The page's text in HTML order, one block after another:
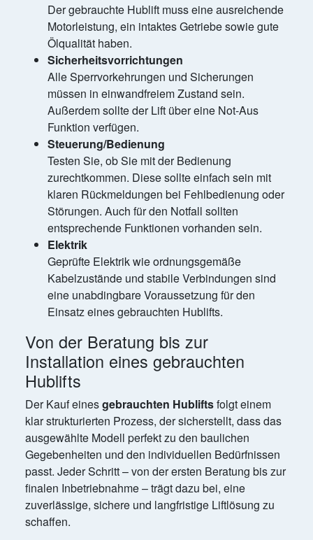
Der gebrauchte Hublift muss eine ausreichende
Motorleistung, ein intaktes Getriebe sowie gute
Ölqualität haben.
Sicherheitsvorrichtungen
Alle Sperrvorkehrungen und Sicherungen
müssen in einwandfreiem Zustand sein.
Außerdem sollte der Lift über eine Not-Aus
Funktion verfügen.
Steuerung/Bedienung
Testen Sie, ob Sie mit der Bedienung
zurechtkommen. Diese sollte einfach sein mit
klaren Rückmeldungen bei Fehlbedienung oder
Störungen. Auch für den Notfall sollten
entsprechende Funktionen vorhanden sein.
Elektrik
Geprüfte Elektrik wie ordnungsgemäße
Kabelzustände und stabile Verbindungen sind
eine unabdingbare Voraussetzung für den
Einsatz eines gebrauchten Hublifts.
Von der Beratung bis zur
Installation eines gebrauchten
Hublifts
Der Kauf einesgebrauchten Hubliftsfolgt einem
klar strukturierten Prozess, der sicherstellt, dass das
ausgewählte Modell perfekt zu den baulichen
Gegebenheiten und den individuellen Bedürfnissen
passt. Jeder Schritt – von der ersten Beratung bis zur
finalen Inbetriebnahme – trägt dazu bei, eine
zuverlässige, sichere und langfristige Liftlösung zu
schaffen.